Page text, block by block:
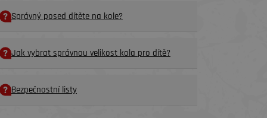
Správný posed dítěte na kole?
Jak vybrat správnou velikost kola pro dítě?
Bezpečnostní listy